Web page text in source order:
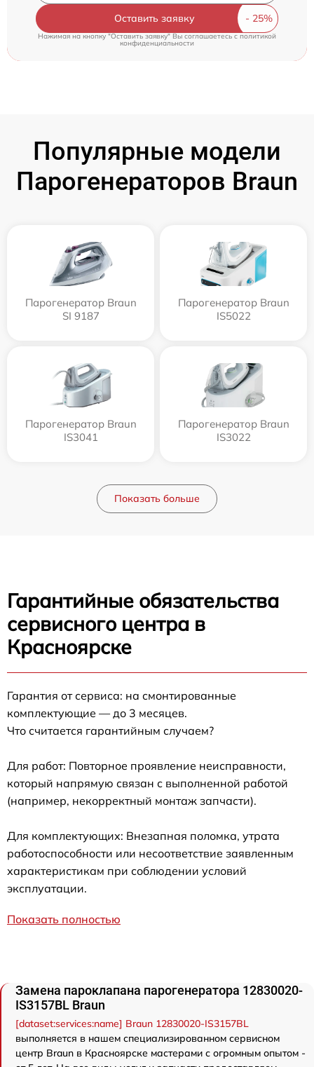
Оставить заявку
Нажимая на кнопку "Оставить заявку" Вы соглашаетесь cполитикой
конфиденциальности
Популярные модели
Парогенераторов Braun
Парогенератор Braun
SI 9187
Парогенератор Braun
IS5022
Парогенератор Braun
IS3041
Парогенератор Braun
IS3022
Показать больше
Гарантийные обязательства
сервисного центра в
Красноярске
Гарантия от сервиса: на смонтированные
комплектующие — до 3 месяцев.
Что считается гарантийным случаем?
Для работ: Повторное проявление неисправности,
который напрямую связан с выполненной работой
(например, некорректный монтаж запчасти).
Для комплектующих: Внезапная поломка, утрата
работоспособности или несоответствие заявленным
характеристикам при соблюдении условий
эксплуатации.
Показать полностью
Замена пароклапана парогенератора 12830020-
IS3157BL Braun
[dataset:services:name] Braun 12830020-IS3157BL
выполняется в нашем специализированном сервисном
центр Braun в Красноярске мастерами с огромным опытом -